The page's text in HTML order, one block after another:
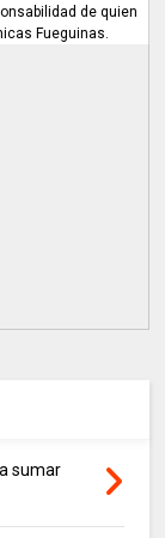
de quien
Fueguinas.
sumar